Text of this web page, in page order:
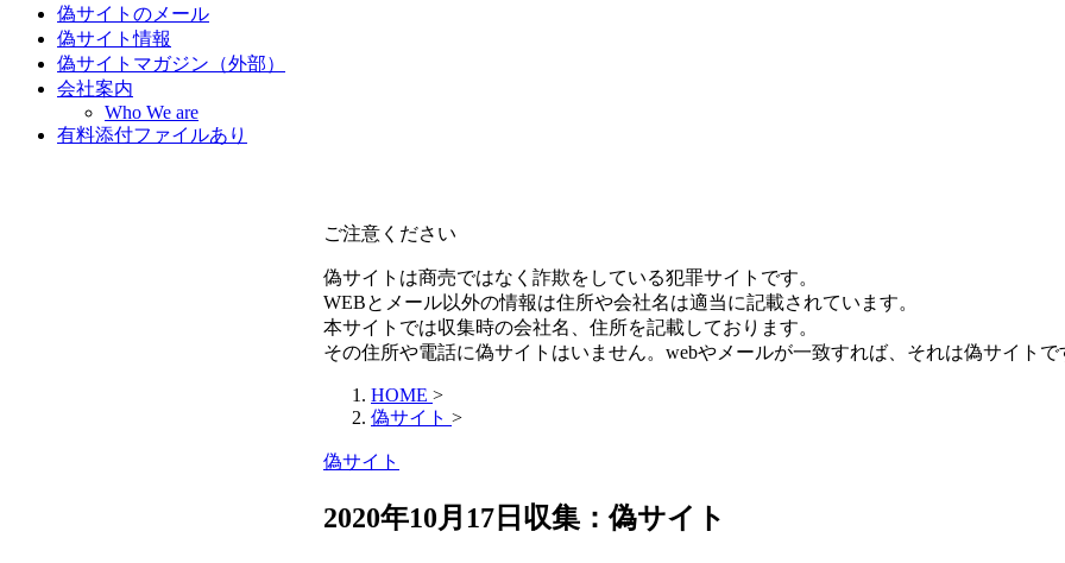
偽サイトのメール
偽サイト情報
偽サイトマガジン（外部）
会社案内
Who We are
有料添付ファイルあり
ご注意ください
偽サイトは商売ではなく詐欺をしている犯罪サイトです。
WEBとメール以外の情報は住所や会社名は適当に記載されています。
本サイトでは収集時の会社名、住所を記載しております。
その住所や電話に偽サイトはいません。webやメールが一致すれば、それは偽サイトで
HOME >
偽サイト >
偽サイト
2020年10月17日収集：偽サイト